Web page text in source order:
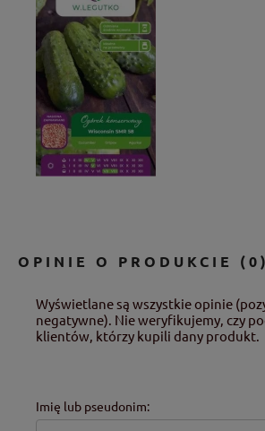
OPINIE O PRODUKCIE (0)
Wyświetlane są wszystkie opinie
negatywne). Nie weryfikujemy, czy
klientów, którzy kupili dany produkt.
Imię lub pseudonim: